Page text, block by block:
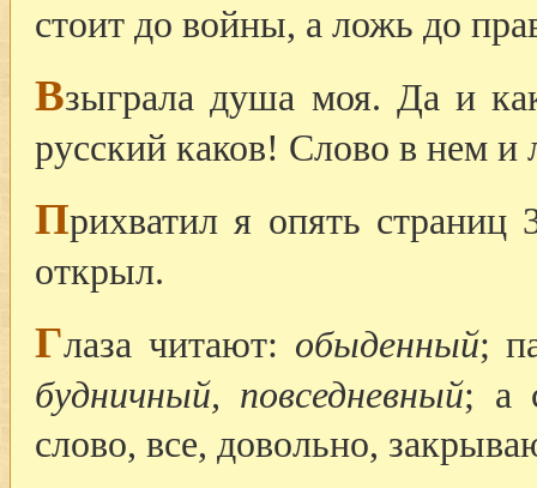
стоит до войны, а ложь до
Взыграла душа моя. Да и
русский каков! Слово в нем и
Прихватил я опять
открыл.
Глаза читают: обыденный;
будничный, повседневный; а
слово, все, довольно,